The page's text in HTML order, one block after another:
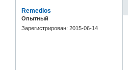
Remedios
Опытный
Зарегистрирован: 2015-06-14